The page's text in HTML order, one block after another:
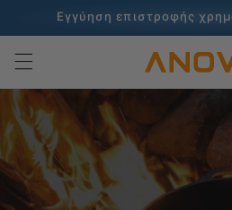
περιεχόμενο
Εγγύηση επιστροφής
100+ εκατομμύρια μάγειρες